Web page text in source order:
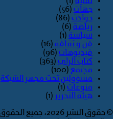
جهات (56)
حوادث (86)
رياضة (6)
سياسة (1)
فن و ثقافة (16)
فيديوهات (96)
كتاب الراي (363)
مجتمع (100)
مسؤولين تحت مجهر الشبكة
منوعات (1)
هيئة التحرير (1)
© حقوق النشر 2026، جميع الحقوق محفوظة |